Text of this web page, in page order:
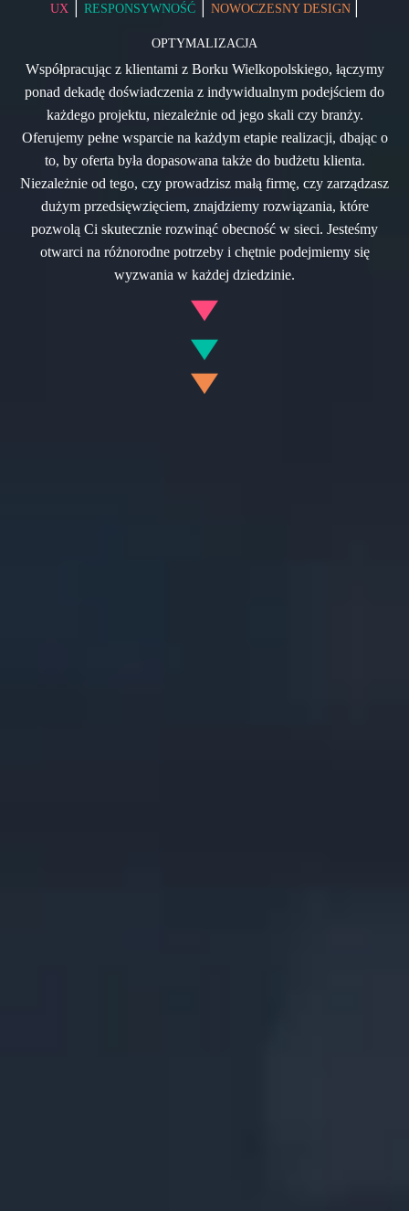
UX | RESPONSYWNOŚĆ | NOWOCZESNY DESIGN |
OPTYMALIZACJA
Współpracując z klientami z Borku Wielkopolskiego, łączymy
ponad dekadę doświadczenia z indywidualnym podejściem do
każdego projektu, niezależnie od jego skali czy branży.
Oferujemy pełne wsparcie na każdym etapie realizacji, dbając o
to, by oferta była dopasowana także do budżetu klienta.
Niezależnie od tego, czy prowadzisz małą firmę, czy zarządzasz
dużym przedsięwzięciem, znajdziemy rozwiązania, które
pozwolą Ci skutecznie rozwinąć obecność w sieci. Jesteśmy
otwarci na różnorodne potrzeby i chętnie podejmiemy się
wyzwania w każdej dziedzinie.